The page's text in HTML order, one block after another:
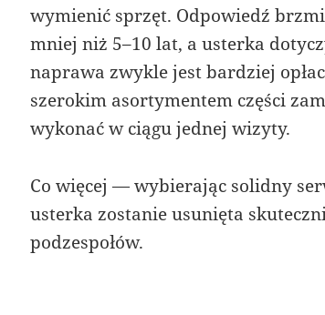
wymienić sprzęt. Odpowiedź
mniej niż 5–10 lat, a usterka
naprawa zwykle jest bardziej
szerokim asortymentem części
wykonać w ciągu jednej wizyty.
Co więcej — wybierając solidny
usterka zostanie usunięta
podzespołów.